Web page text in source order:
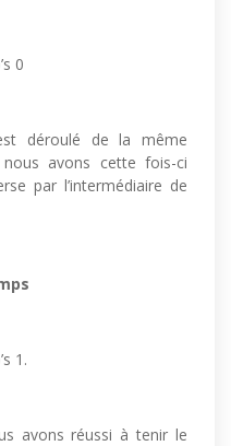
0
déroulé de la même
avons cette fois-ci
par l’intermédiaire de
1.
avons réussi à tenir le